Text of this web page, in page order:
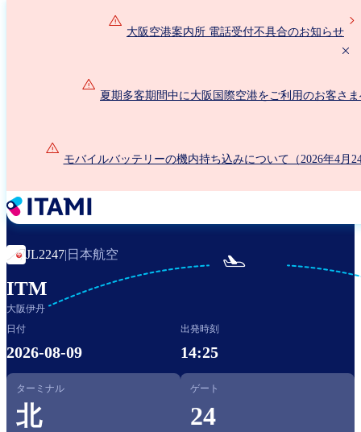
大阪空港案内所 電話受付不具合のお知らせ
夏期多客期間中に大阪国際空港をご利用のお客さ
モバイルバッテリーの機内持ち込みについて（2026年4月
JL2247| 日本航空
ITM
大阪伊丹

日付
2026-08-09
出発時刻
14:25
ターミナル
北
ゲート
24